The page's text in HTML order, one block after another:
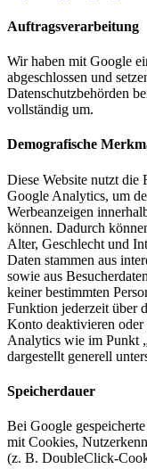
Auftragsverarbeitung
Wir haben mit Google
abgeschlossen und
Datenschutzbehörden
vollständig um.
Demografische
Diese Website nutzt die
Google Analytics, um
Werbeanzeigen
können. Dadurch
Alter, Geschlecht und
Daten stammen aus
sowie aus
keiner bestimmten
Funktion jederzeit über
Konto deaktivieren
Analytics wie im Punkt
dargestellt generell
Speicherdauer
Bei Google
mit Cookies,
(z. B. DoubleClick-